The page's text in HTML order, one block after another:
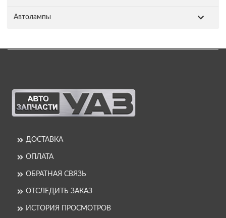
Автолампы
ДОСТАВКА
ОПЛАТА
ОБРАТНАЯ СВЯЗЬ
ОТСЛЕДИТЬ ЗАКАЗ
ИСТОРИЯ ПРОСМОТРОВ